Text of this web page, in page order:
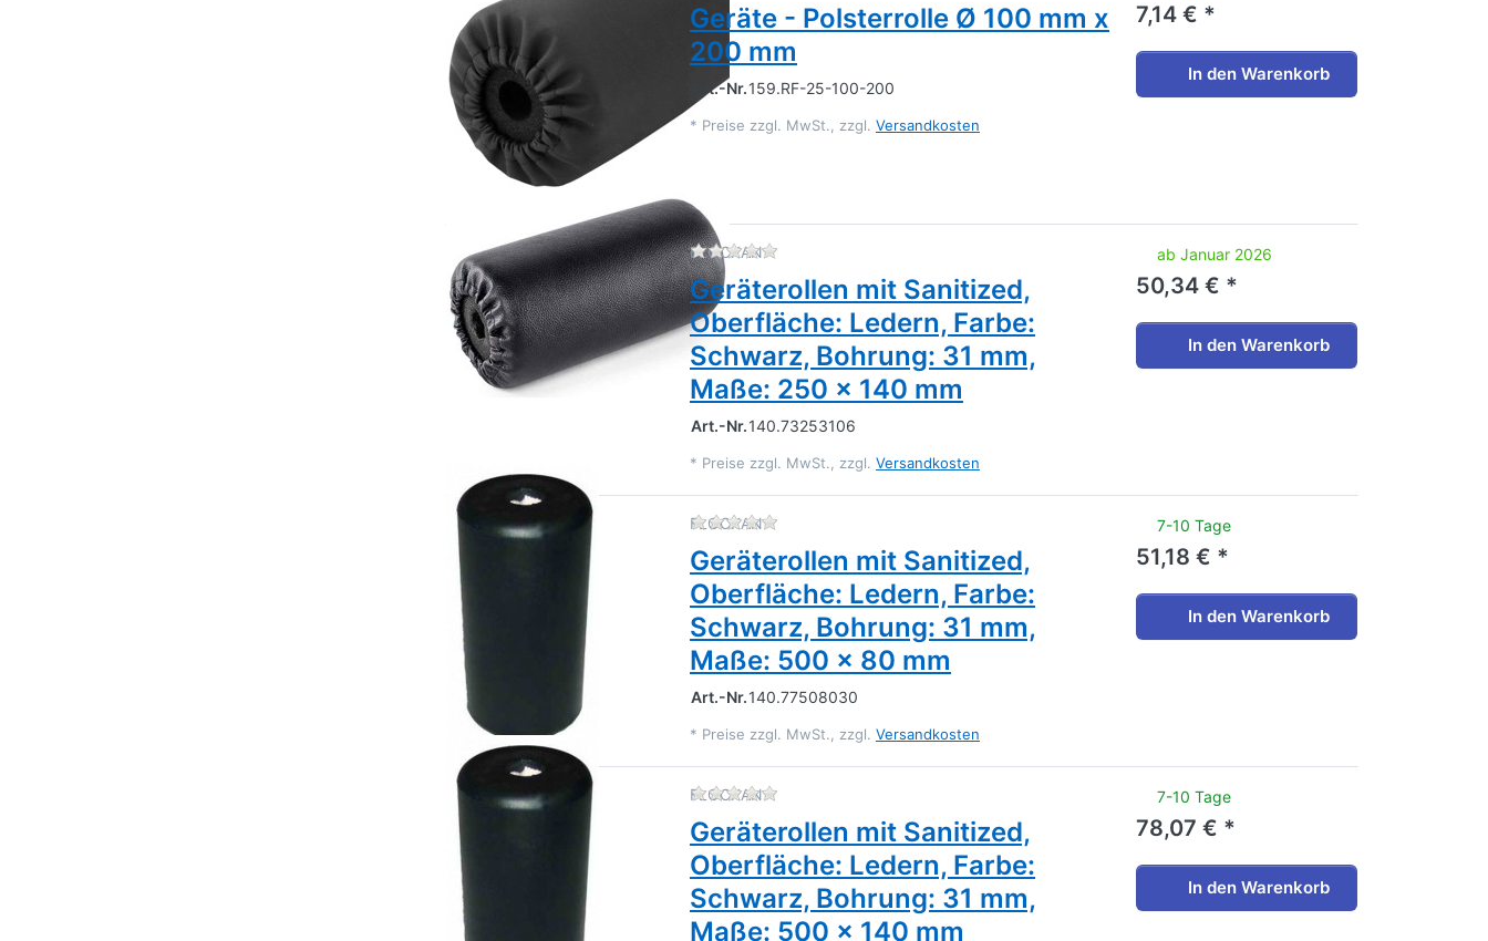
Geräte - Polsterrolle Ø 100 mm x
200 mm
Art.-Nr.159.RF-25-100-200
* Preise zzgl. MwSt., zzgl. Versandkosten
7,14 € *
In den Warenkorb
FLOCKAN Zu diesem Produkt liegen noch keine Bewertungen vor.
Geräterollen mit Sanitized,
Oberfläche: Ledern, Farbe:
Schwarz, Bohrung: 31 mm,
Maße: 250 x 140 mm
Art.-Nr.140.73253106
* Preise zzgl. MwSt., zzgl. Versandkosten
ab Januar 2026
50,34 € *
In den Warenkorb
FLOCKAN Zu diesem Produkt liegen noch keine Bewertungen vor.
Geräterollen mit Sanitized,
Oberfläche: Ledern, Farbe:
Schwarz, Bohrung: 31 mm,
Maße: 500 x 80 mm
Art.-Nr.140.77508030
* Preise zzgl. MwSt., zzgl. Versandkosten
7-10 Tage
51,18 € *
In den Warenkorb
FLOCKAN Zu diesem Produkt liegen noch keine Bewertungen vor.
Geräterollen mit Sanitized,
Oberfläche: Ledern, Farbe:
Schwarz, Bohrung: 31 mm,
Maße: 500 x 140 mm
7-10 Tage
78,07 € *
In den Warenkorb